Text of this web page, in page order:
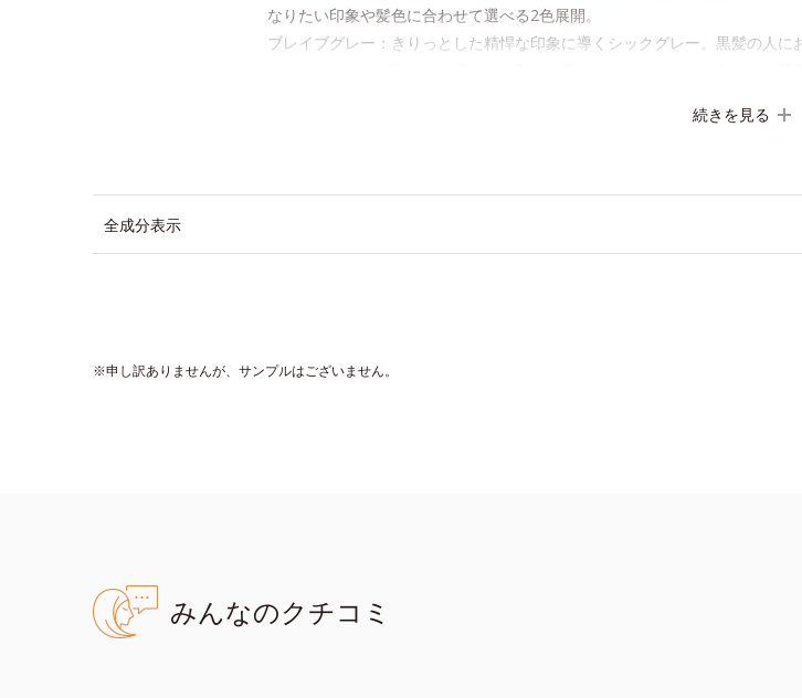
なりたい印象や髪色に合わせて選べる2色展開。
ブレイブグレー：きりっとした精悍な印象に導くシックグレー。黒髪の人に
②最後に毛流れに沿ってスクリューブラシで軽くぼかします。
続きを見る
全成分表示
※申し訳ありませんが、サンプルはございません。
みんなのクチコミ